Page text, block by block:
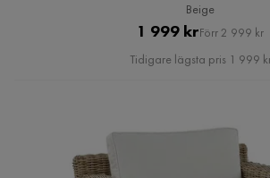
Beige
Pris
1 999 krOriginal
Pris
Förr 2 999 kr
Tidigare lägsta pris 1 999